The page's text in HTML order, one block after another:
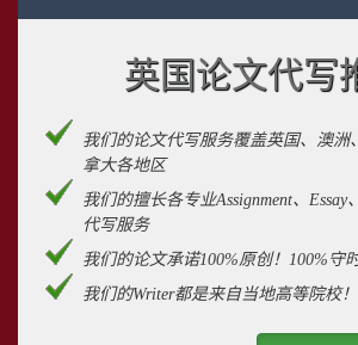
英国论文代写
我们的论文代写服务覆盖英国、澳洲
拿大各地区
我们的擅长各专业Assignment、Essay
代写服务
我们的论文承诺100%原创！100%守
我们的Writer都是来自当地高等院校